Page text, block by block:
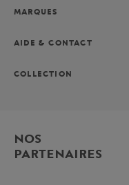
MARQUES
AIDE & CONTACT
COLLECTION
NOS
PARTENAIRES